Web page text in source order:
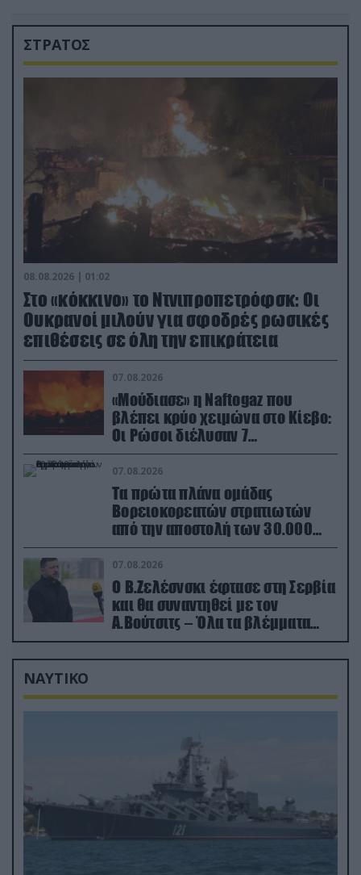
ΣΤΡΑΤΟΣ
08.08.2026 | 01:02
Στο «κόκκινο» το Ντνιπροπετρόφσκ: Οι
Ουκρανοί μιλούν για σφοδρές ρωσικές
επιθέσεις σε όλη την επικράτεια
07.08.2026
«Μούδιασε» η Naftogaz που
βλέπει κρύο χειμώνα στο Κίεβο:
Οι Ρώσοι διέλυσαν 7
εγκαταστάσεις του ουκρανικού
κολοσσού!
07.08.2026
Τα πρώτα πλάνα ομάδας
Βορειοκορεατών στρατιωτών
από την αποστολή των 30.000
που έφτασαν στη Ρωσία (βίντεο)
07.08.2026
Ο Β.Ζελέσνσκι έφτασε στη Σερβία
και θα συναντηθεί με τον
Α.Βούτσιτς – Όλα τα βλέμματα
στις σχέσεις με τη Ρωσία
ΝΑΥΤΙΚΟ